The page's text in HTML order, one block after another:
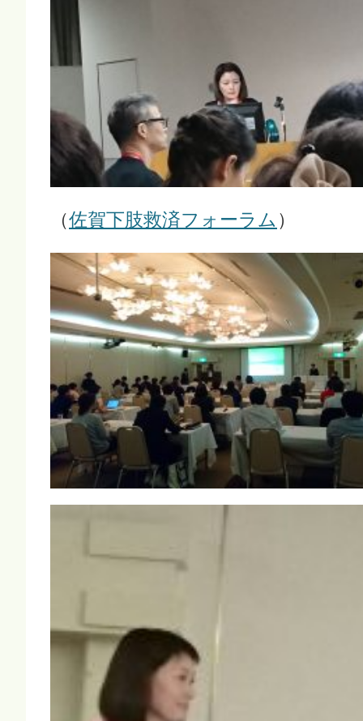
（佐賀下肢救済フォーラム ）